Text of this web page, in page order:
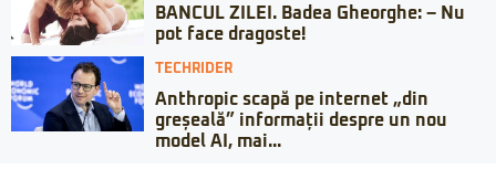
BANCUL ZILEI. Badea Gheorghe: – Nu
pot face dragoste!
TECHRIDER
Anthropic scapă pe internet „din
greșeală” informații despre un nou
model AI, mai...